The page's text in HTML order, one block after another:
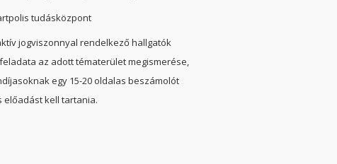
tudásközpont
jogviszonnyal rendelkező hallgatók
az adott tématerület megismerése,
egy 15-20 oldalas beszámolót
előadást kell tartania.